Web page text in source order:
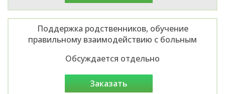
Поддержка родственников, обучение
правильному взаимодействию с больным
Обсуждается отдельно
заказать